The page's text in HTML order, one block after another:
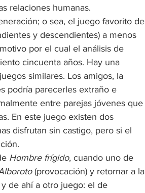
relaciones humanas.
o sea, el juego favorito de
y descendientes) a menos
por el cual el análisis de
cincuenta años. Hay una
similares. Los amigos, la
podría parecerles extraño e
entre parejas jóvenes que
En este juego existen dos
disfrutan sin castigo, pero si el
Hombre frígido, cuando uno de
(provocación) y retornar a la
de ahí a otro juego: el de